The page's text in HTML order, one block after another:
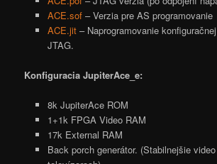
ACE.sof– Verzia pre AS programovanie
ACE.jit– Naprogramovanie
JTAG.
Konfiguracia JupiterAce_e:
8k JupiterAce ROM
1+1k FPGA Video RAM
17k External RAM
Back porch generátor. (Stabilnejšie